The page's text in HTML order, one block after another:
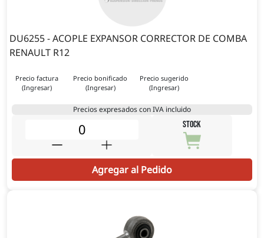
DU6255 - ACOPLE EXPANSOR CORRECTOR DE COMBA
RENAULT R12
Precio factura
(Ingresar)
Precio bonificado
(Ingresar)
Precio sugerido
(Ingresar)
Precios expresados con IVA incluido
STOCK
Agregar al Pedido